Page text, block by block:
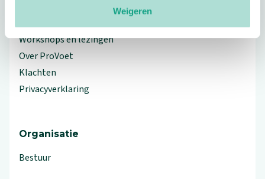
Weigeren
Workshops en lezingen
Over ProVoet
Klachten
Privacyverklaring
Organisatie
Bestuur